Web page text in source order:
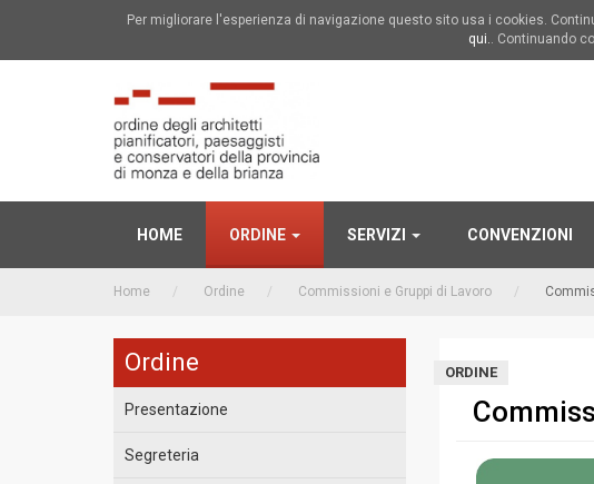
Per migliorare l'esperienza di navigazione questo sito usa i cookies.
qui.. Continuando
HOME ORDINE SERVIZI CONVENZIONI
Home Ordine Commissioni e Gruppi di Lavoro
Ordine
Presentazione
Segreteria
ORDINE